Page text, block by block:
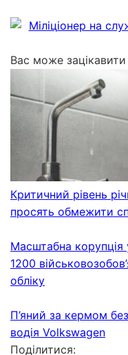
Вас може зацікавити
Критичний рівень
просять обмежити
Масштабна
1200
обліку
П’яний за кермом
водія Volkswagen
Поділитися: